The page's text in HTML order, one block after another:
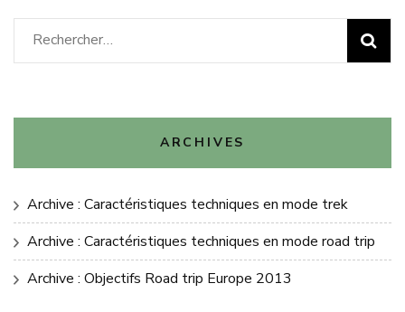
Rechercher :
ARCHIVES
Archive : Caractéristiques techniques en mode trek
Archive : Caractéristiques techniques en mode road trip
Archive : Objectifs Road trip Europe 2013